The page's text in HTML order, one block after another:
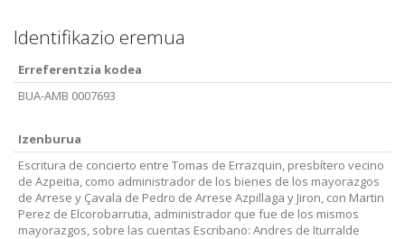
Identifikazio eremua
Erreferentzia kodea
BUA-AMB 0007693
Izenburua
Escritura de concierto entre Tomas de Errazquin, presbítero vecino
de Azpeitia, como administrador de los bienes de los mayorazgos
de Arrese y Çavala de Pedro de Arrese Azpillaga y Jiron, con Martin
Perez de Elcorobarrutia, administrador que fue de los mismos
mayorazgos, sobre las cuentas Escribano: Andres de Iturralde